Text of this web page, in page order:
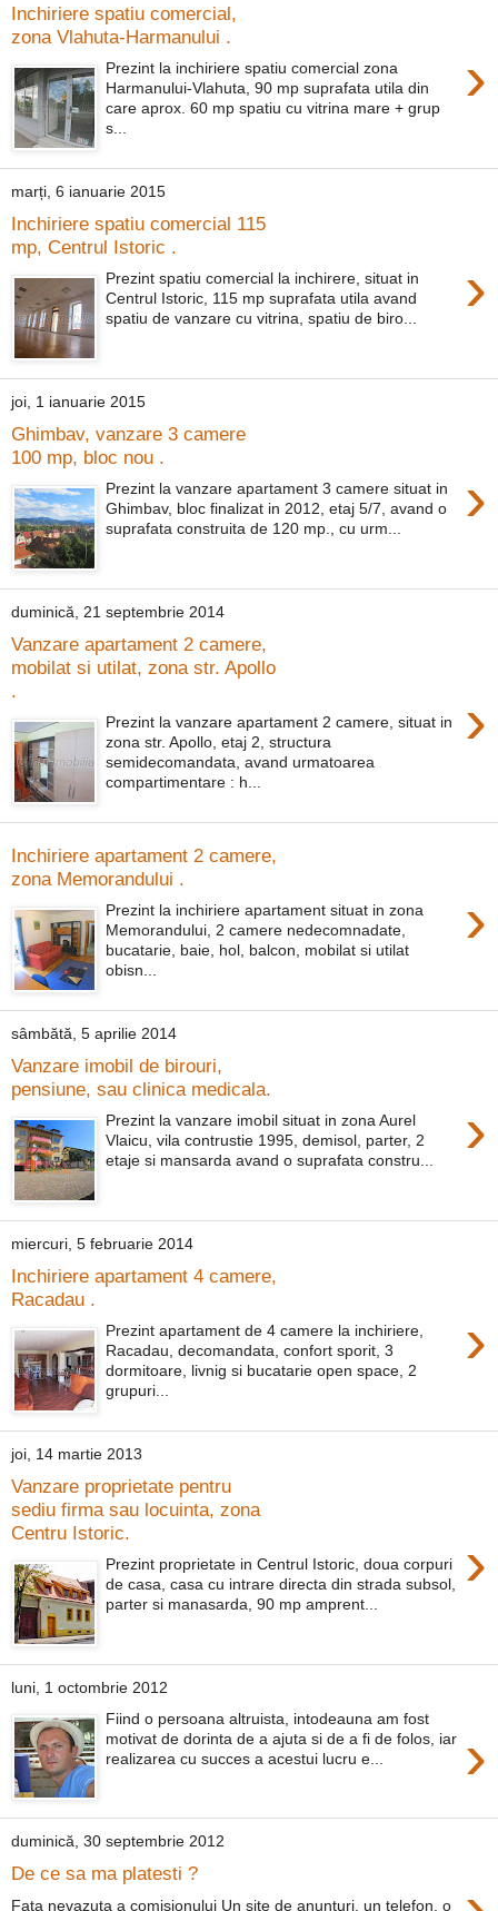
Inchiriere spatiu comercial,
zona Vlahuta-Harmanului .
›
Prezint la inchiriere spatiu comercial zona
Harmanului-Vlahuta, 90 mp suprafata utila din
care aprox. 60 mp spatiu cu vitrina mare + grup
s...
marți, 6 ianuarie 2015
Inchiriere spatiu comercial 115
mp, Centrul Istoric .
›
Prezint spatiu comercial la inchirere, situat in
Centrul Istoric, 115 mp suprafata utila avand
spatiu de vanzare cu vitrina, spatiu de biro...
joi, 1 ianuarie 2015
Ghimbav, vanzare 3 camere
100 mp, bloc nou .
›
Prezint la vanzare apartament 3 camere situat in
Ghimbav, bloc finalizat in 2012, etaj 5/7, avand o
suprafata construita de 120 mp., cu urm...
duminică, 21 septembrie 2014
Vanzare apartament 2 camere,
mobilat si utilat, zona str. Apollo
.
›
Prezint la vanzare apartament 2 camere, situat in
zona str. Apollo, etaj 2, structura
semidecomandata, avand urmatoarea
compartimentare : h...
Inchiriere apartament 2 camere,
zona Memorandului .
›
Prezint la inchiriere apartament situat in zona
Memorandului, 2 camere nedecomnadate,
bucatarie, baie, hol, balcon, mobilat si utilat
obisn...
sâmbătă, 5 aprilie 2014
Vanzare imobil de birouri,
pensiune, sau clinica medicala.
›
Prezint la vanzare imobil situat in zona Aurel
Vlaicu, vila contrustie 1995, demisol, parter, 2
etaje si mansarda avand o suprafata constru...
miercuri, 5 februarie 2014
Inchiriere apartament 4 camere,
Racadau .
›
Prezint apartament de 4 camere la inchiriere,
Racadau, decomandata, confort sporit, 3
dormitoare, livnig si bucatarie open space, 2
grupuri...
joi, 14 martie 2013
Vanzare proprietate pentru
sediu firma sau locuinta, zona
Centru Istoric.
›
Prezint proprietate in Centrul Istoric, doua corpuri
de casa, casa cu intrare directa din strada subsol,
parter si manasarda, 90 mp amprent...
luni, 1 octombrie 2012
›
Fiind o persoana altruista, intodeauna am fost
motivat de dorinta de a ajuta si de a fi de folos, iar
realizarea cu succes a acestui lucru e...
duminică, 30 septembrie 2012
De ce sa ma platesti ?
Fata nevazuta a comisionului Un site de anunturi, un telefon, o